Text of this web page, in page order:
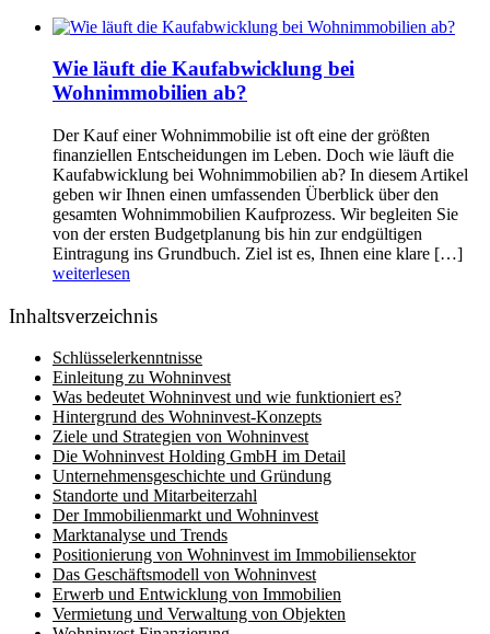
Wie läuft die Kaufabwicklung bei
Wohnimmobilien ab?
Der Kauf einer Wohnimmobilie ist oft eine der größten
finanziellen Entscheidungen im Leben. Doch wie läuft die
Kaufabwicklung bei Wohnimmobilien ab? In diesem Artikel
geben wir Ihnen einen umfassenden Überblick über den
gesamten Wohnimmobilien Kaufprozess. Wir begleiten Sie
von der ersten Budgetplanung bis hin zur endgültigen
Eintragung ins Grundbuch. Ziel ist es, Ihnen eine klare […]
weiterlesen
Inhaltsverzeichnis
Schlüsselerkenntnisse
Einleitung zu Wohninvest
Was bedeutet Wohninvest und wie funktioniert es?
Hintergrund des Wohninvest-Konzepts
Ziele und Strategien von Wohninvest
Die Wohninvest Holding GmbH im Detail
Unternehmensgeschichte und Gründung
Standorte und Mitarbeiterzahl
Der Immobilienmarkt und Wohninvest
Marktanalyse und Trends
Positionierung von Wohninvest im Immobiliensektor
Das Geschäftsmodell von Wohninvest
Erwerb und Entwicklung von Immobilien
Vermietung und Verwaltung von Objekten